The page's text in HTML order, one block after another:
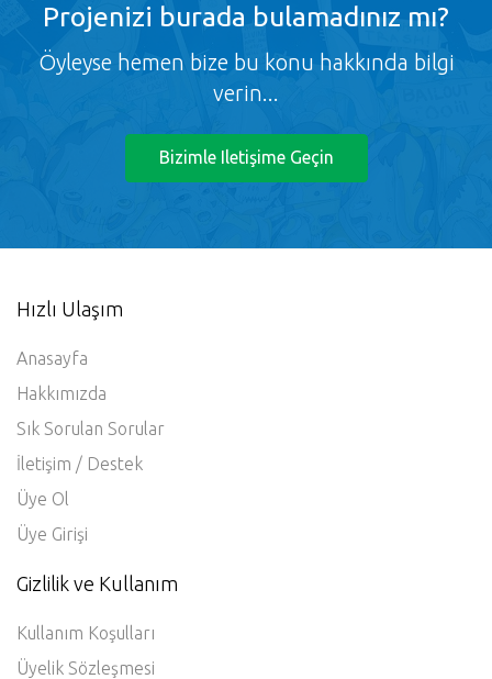
Projenizi burada bulamadınız mı?
Öyleyse hemen bize bu konu hakkında bilgi
verin...
Bizimle Iletişime Geçin
Hızlı Ulaşım
Anasayfa
Hakkımızda
Sık Sorulan Sorular
İletişim / Destek
Üye Ol
Üye Girişi
Gizlilik ve Kullanım
Kullanım Koşulları
Üyelik Sözleşmesi